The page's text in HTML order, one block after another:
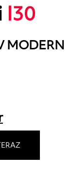
I30
MODERN